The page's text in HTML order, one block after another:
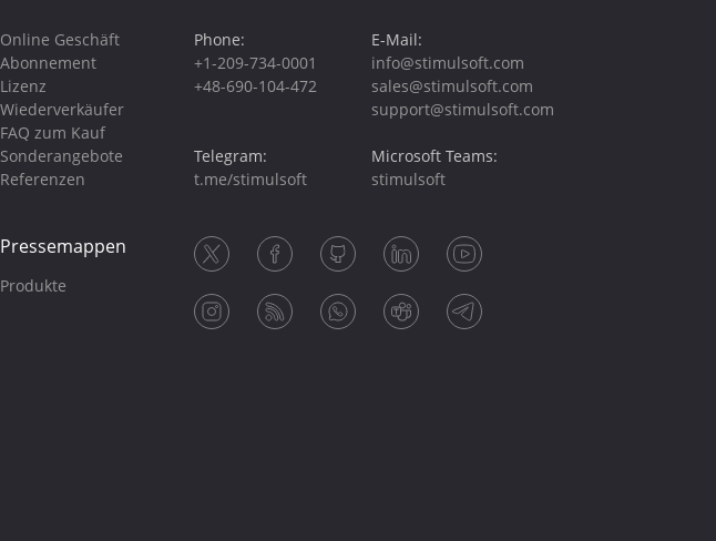
Online Geschäft
Abonnement
Lizenz
Wiederverkäufer
FAQ zum Kauf
Sonderangebote
Referenzen
Pressemappen
Produkte
Phone:
+1-209-734-0001
+48-690-104-472
Telegram:
t.me/stimulsoft
E-Mail:
info@stimulsoft.com
sales@stimulsoft.com
support@stimulsoft.com
Microsoft Teams:
stimulsoft